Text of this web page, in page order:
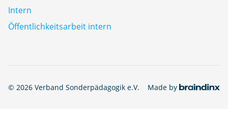
Intern
Öffentlichkeitsarbeit intern
© 2026 Verband Sonderpädagogik e.V. Made by